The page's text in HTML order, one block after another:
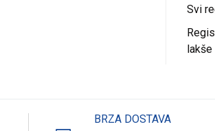
Svi
lakše
BRZA DOSTAVA